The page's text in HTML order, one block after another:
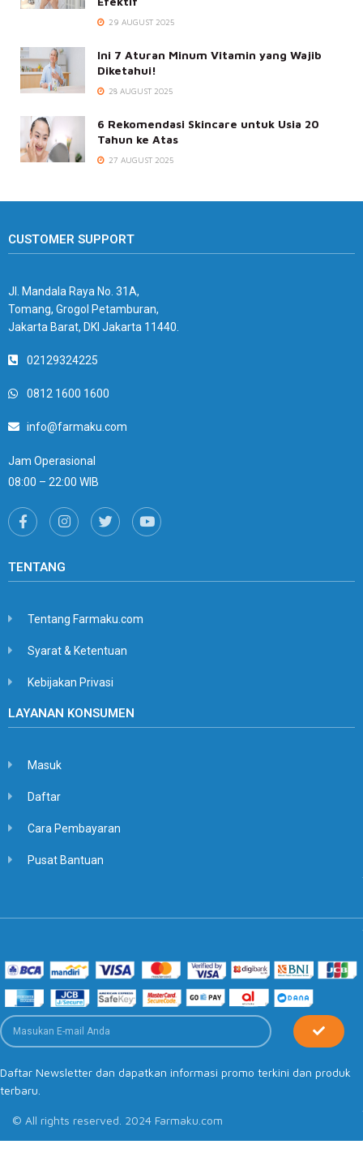
29 AUGUST 2025
Ini 7 Aturan Minum Vitamin yang Wajib
Diketahui!
28 AUGUST 2025
6 Rekomendasi Skincare untuk Usia 20
Tahun ke Atas
27 AUGUST 2025
CUSTOMER SUPPORT
Jl. Mandala Raya No. 31A,
Tomang, Grogol Petamburan,
Jakarta Barat, DKI Jakarta 11440.
02129324225
0812 1600 1600
info@farmaku.com
Jam Operasional
08:00 – 22:00 WIB
TENTANG
Tentang Farmaku.com
Syarat & Ketentuan
Kebijakan Privasi
LAYANAN KONSUMEN
Masuk
Daftar
Cara Pembayaran
Pusat Bantuan
Daftar Newsletter dan dapatkan informasi promo terkini dan produk
terbaru.
© All rights reserved. 2024 Farmaku.com